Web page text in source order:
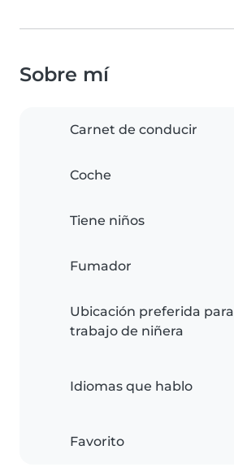
Sobre mí
Carnet de conducir
Coche
Tiene niños
Fumador
Ubicación preferida para
trabajo de niñera
Idiomas que hablo
Favorito